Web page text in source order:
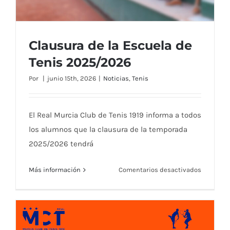
Clausura de la Escuela de Tenis 2025/2026
Clausura de la Escuela de
Tenis 2025/2026
Por | junio 15th, 2026 | Noticias, Tenis
El Real Murcia Club de Tenis 1919 informa a todos
los alumnos que la clausura de la temporada
2025/2026 tendrá
Más información Comentarios desactivados